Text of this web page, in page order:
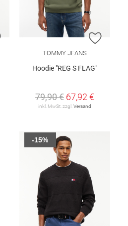
ZUR WUNSCHLISTE HINZUFÜGEN
ZUR
TOMMY JEANS
Hoodie "REG S FLAG"
79,90 € 67,92 €
inkl. MwSt. zzgl. Versand
-15%